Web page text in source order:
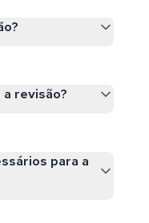
revisão?
para a